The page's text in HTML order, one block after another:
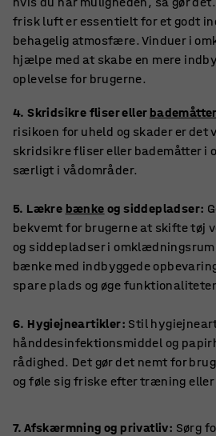
frisk luft er essentielt for et godt
behagelig atmosfære. Vinduer i
hjælpe med at skabe en mere
oplevelse for brugerne.
4. Skridsikre fliser eller bademåtter
risikoen for uheld og skader er det
skridsikre fliser eller bademåtter i
særligt i vådområder.
5. Lækre bænke og siddepladser:
bekvemt for brugerne at skifte tøj
og siddepladser i
bænke med indbyggede
spare plads og øge
6. Hygiejneartikler: Stil
hånddesinfektionsmiddel og
rådighed. Det gør det nemt for
og føle sig friske efter træning eller
7. Afskærmning og privatliv: Sørg